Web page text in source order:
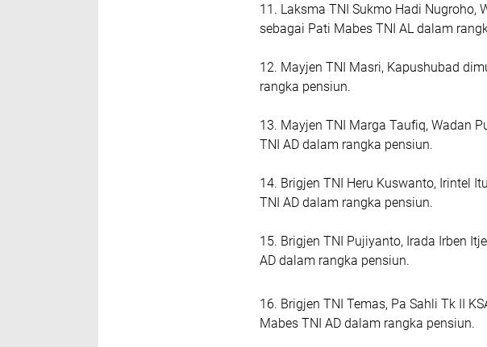
11. Laksma TNI Sukmo Hadi Nugroho,
sebagai Pati Mabes TNI AL dalam
12. Mayjen TNI Masri, Kapushubad
rangka pensiun.
13. Mayjen TNI Marga Taufiq, Wadan
TNI AD dalam rangka pensiun.
14. Brigjen TNI Heru Kuswanto, Irintel
TNI AD dalam rangka pensiun.
15. Brigjen TNI Pujiyanto, Irada Irben
AD dalam rangka pensiun.
16. Brigjen TNI Temas, Pa Sahli Tk II
Mabes TNI AD dalam rangka pensiun.